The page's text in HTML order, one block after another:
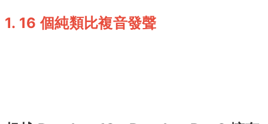
1. 16 個純類比複音發聲